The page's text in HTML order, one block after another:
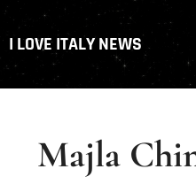
I LOVE ITALY NEWS
Majla